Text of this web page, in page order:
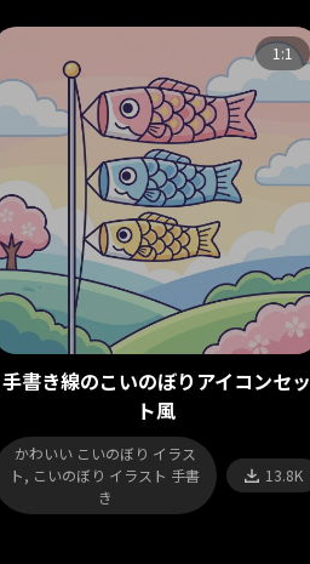
1:1
手書き線のこいのぼりアイコンセッ
ト風
かわいい こいのぼり イラス
ト, こいのぼり イラスト 手書
き
13.8K